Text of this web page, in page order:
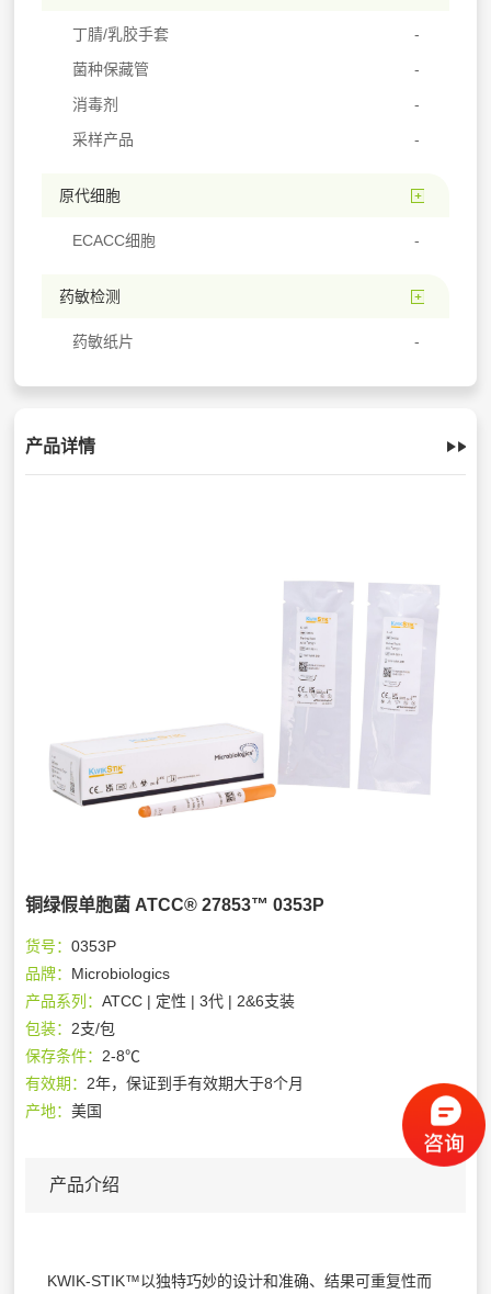
丁腈/乳胶手套
菌种保藏管
消毒剂
采样产品
原代细胞
ECACC细胞
药敏检测
药敏纸片
产品详情
铜绿假单胞菌 ATCC® 27853™ 0353P
货号：0353P
品牌： Microbiologics
产品系列：ATCC | 定性 | 3代 | 2&6支装
包装： 2支/包
保存条件： 2-8℃
有效期： 2年，保证到手有效期大于8个月
产地：美国
产品介绍
KWIK-STIK™以独特巧妙的设计和准确、结果可重复性而